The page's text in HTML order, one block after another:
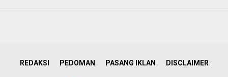
REDAKSI PEDOMAN PASANG IKLAN DISCLAIMER